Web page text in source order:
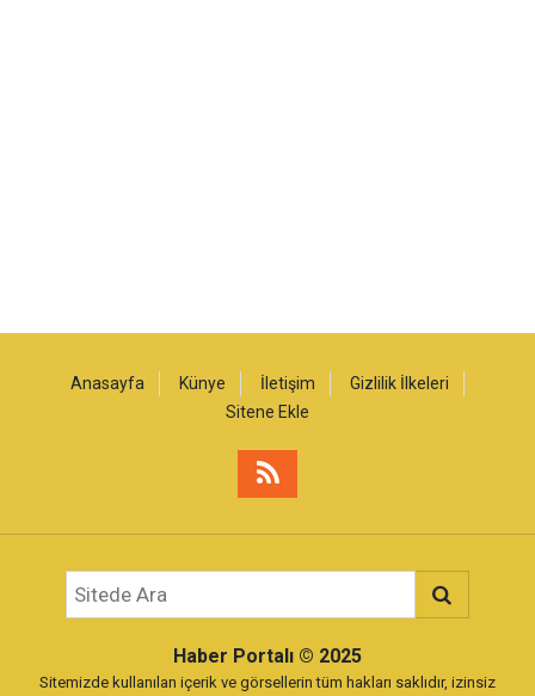
Anasayfa Künye İletişim
Gizlilik İlkeleri
Sitene Ekle
Haber Portalı © 2025
Sitemizde kullanılan içerik ve görsellerin tüm hakları saklıdır, izinsiz